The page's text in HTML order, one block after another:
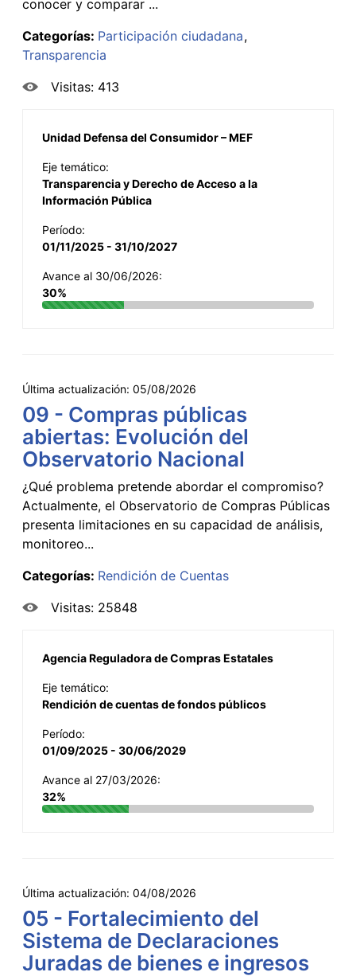
conocer y comparar ...
Categorías: Participación ciudadana
Transparencia
Visitas: 413
Unidad Defensa del Consumidor – MEF
Eje temático:
Transparencia y Derecho de Acceso a la
Información Pública
Período:
01/11/2025 - 31/10/2027
Avance al 30/06/2026:
30%
Última actualización: 05/08/2026
09 - Compras públicas
abiertas: Evolución del
Observatorio Nacional
¿Qué problema pretende abordar el compromiso?
Actualmente, el Observatorio de Compras Públicas
presenta limitaciones en su capacidad de análisis,
monitoreo...
Categorías: Rendición de Cuentas
Visitas: 25848
Agencia Reguladora de Compras Estatales
Eje temático:
Rendición de cuentas de fondos públicos
Período:
01/09/2025 - 30/06/2029
Avance al 27/03/2026:
32%
Última actualización: 04/08/2026
05 - Fortalecimiento del
Sistema de Declaraciones
Juradas de bienes e ingresos